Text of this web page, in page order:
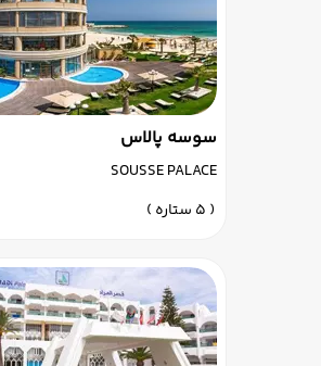
سوسه پالاس
SOUSSE PALACE
( 5 ستاره )